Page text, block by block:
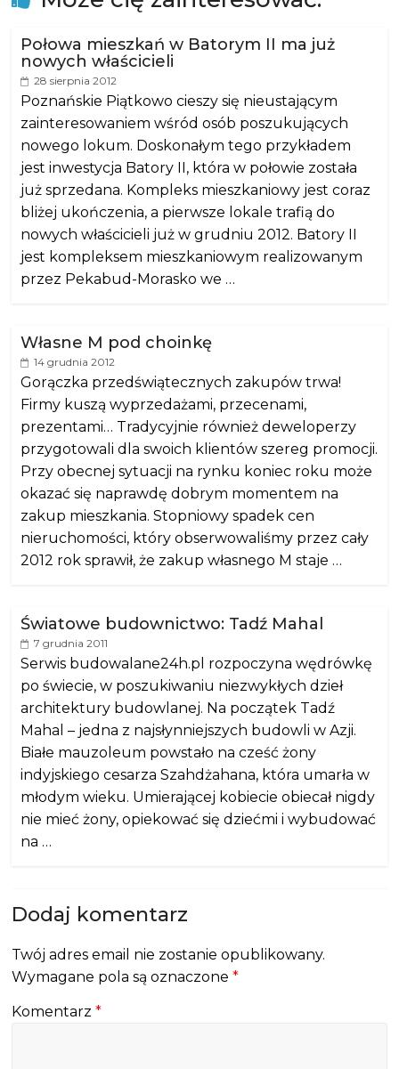
Połowa mieszkań w Batorym II ma już
nowych właścicieli
28 sierpnia 2012
Poznańskie Piątkowo cieszy się nieustającym
zainteresowaniem wśród osób poszukujących
nowego lokum. Doskonałym tego przykładem
jest inwestycja Batory II, która w połowie została
już sprzedana. Kompleks mieszkaniowy jest coraz
bliżej ukończenia, a pierwsze lokale trafią do
nowych właścicieli już w grudniu 2012. Batory II
jest kompleksem mieszkaniowym realizowanym
przez Pekabud-Morasko we …
Własne M pod choinkę
14 grudnia 2012
Gorączka przedświątecznych zakupów trwa!
Firmy kuszą wyprzedażami, przecenami,
prezentami… Tradycyjnie również deweloperzy
przygotowali dla swoich klientów szereg promocji.
Przy obecnej sytuacji na rynku koniec roku może
okazać się naprawdę dobrym momentem na
zakup mieszkania. Stopniowy spadek cen
nieruchomości, który obserwowaliśmy przez cały
2012 rok sprawił, że zakup własnego M staje …
Światowe budownictwo: Tadź Mahal
7 grudnia 2011
Serwis budowalane24h.pl rozpoczyna wędrówkę
po świecie, w poszukiwaniu niezwykłych dzieł
architektury budowlanej. Na początek Tadź
Mahal – jedna z najsłynniejszych budowli w Azji.
Białe mauzoleum powstało na cześć żony
indyjskiego cesarza Szahdżahana, która umarła w
młodym wieku. Umierającej kobiecie obiecał nigdy
nie mieć żony, opiekować się dziećmi i wybudować
na …
Dodaj komentarz
Twój adres email nie zostanie opublikowany.
Wymagane pola są oznaczone*
Komentarz*